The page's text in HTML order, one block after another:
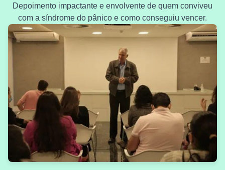
Depoimento impactante e envolvente de quem conviveu
com a síndrome do pânico e como conseguiu vencer.